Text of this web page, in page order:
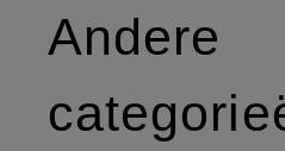
Andere